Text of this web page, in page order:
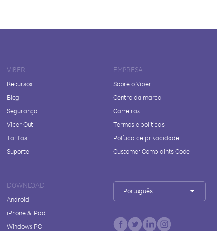
VIBER
Recursos
Blog
Segurança
Viber Out
Tarifas
Suporte
EMPRESA
Sobre o Viber
Centro da marca
Carreiras
Termos e políticas
Política de privacidade
Customer Complaints Code
DOWNLOAD
Android
iPhone & iPad
Windows PC
Português